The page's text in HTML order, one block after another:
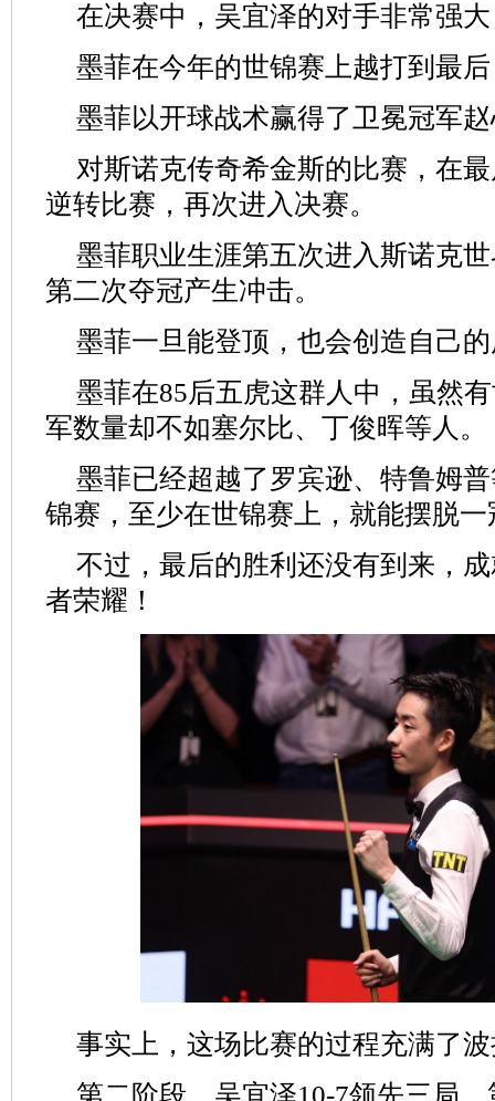
在决赛中，吴宜泽的对手非常强
墨菲在今年的世锦赛上越打到最
墨菲以开球战术赢得了卫冕冠军
对斯诺克传奇希金斯的比赛，在
逆转比赛，再次进入决赛。
墨菲职业生涯第五次进入斯诺克
第二次夺冠产生冲击。
墨菲一旦能登顶，也会创造自己
墨菲在85后五虎这群人中，虽然
军数量却不如塞尔比、丁俊晖等人。
墨菲已经超越了罗宾逊、特鲁姆
锦赛，至少在世锦赛上，就能摆脱一
不过，最后的胜利还没有到来，
者荣耀！
事实上，这场比赛的过程充满了
第二阶段，吴宜泽10-7领先三局